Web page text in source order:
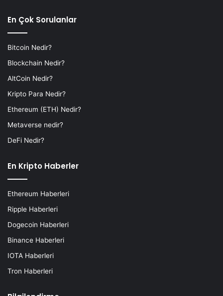
En Çok Sorulanlar
Bitcoin Nedir?
Blockchain Nedir?
AltCoin Nedir?
Kripto Para Nedir?
Ethereum (ETH) Nedir?
Metaverse nedir?
DeFi Nedir?
En Kripto Haberler
Ethereum Haberleri
Ripple Haberleri
Dogecoin Haberleri
Binance Haberleri
IOTA Haberleri
Tron Haberleri